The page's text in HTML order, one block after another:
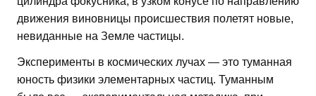
движения виновницы происшествия полетят новые,
невиданные на Земле частицы.
Эксперименты в космических лучах — это туманная
юность физики элементарных частиц. Туманным